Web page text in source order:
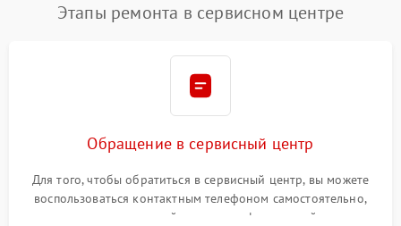
Этапы ремонта в сервисном центре
Обращение в сервисный центр
Для того, чтобы обратиться в сервисный центр, вы можете
воспользоваться контактным телефоном самостоятельно,
или оставить свой номер телефона на сайте